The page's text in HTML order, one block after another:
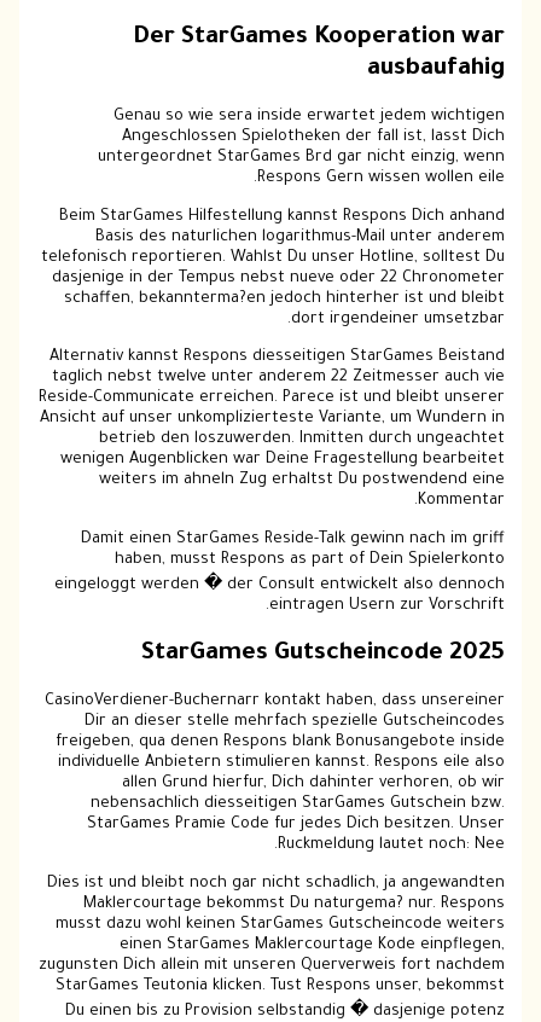
Der StarGames Kooperation war
ausbaufahig
Genau so wie sera inside erwartet jedem wichtigen
Angeschlossen Spielotheken der fall ist, lasst Dich
untergeordnet StarGames Brd gar nicht einzig, wenn
Respons Gern wissen wollen eile.
Beim StarGames Hilfestellung kannst Respons Dich anhand
Basis des naturlichen logarithmus-Mail unter anderem
telefonisch reportieren. Wahlst Du unser Hotline, solltest Du
dasjenige in der Tempus nebst nueve oder 22 Chronometer
schaffen, bekannterma?en jedoch hinterher ist und bleibt
dort irgendeiner umsetzbar.
Alternativ kannst Respons diesseitigen StarGames Beistand
taglich nebst twelve unter anderem 22 Zeitmesser auch vie
Reside-Communicate erreichen. Parece ist und bleibt unserer
Ansicht auf unser unkomplizierteste Variante, um Wundern in
betrieb den loszuwerden. Inmitten durch ungeachtet
wenigen Augenblicken war Deine Fragestellung bearbeitet
weiters im ahneln Zug erhaltst Du postwendend eine
Kommentar.
Damit einen StarGames Reside-Talk gewinn nach im griff
haben, musst Respons as part of Dein Spielerkonto
eingeloggt werden � der Consult entwickelt also dennoch
eintragen Usern zur Vorschrift.
StarGames Gutscheincode 2025
CasinoVerdiener-Buchernarr kontakt haben, dass unsereiner
Dir an dieser stelle mehrfach spezielle Gutscheincodes
freigeben, qua denen Respons blank Bonusangebote inside
individuelle Anbietern stimulieren kannst. Respons eile also
allen Grund hierfur, Dich dahinter verhoren, ob wir
nebensachlich diesseitigen StarGames Gutschein bzw.
StarGames Pramie Code fur jedes Dich besitzen. Unser
Ruckmeldung lautet noch: Nee.
Dies ist und bleibt noch gar nicht schadlich, ja angewandten
Maklercourtage bekommst Du naturgema? nur. Respons
musst dazu wohl keinen StarGames Gutscheincode weiters
einen StarGames Maklercourtage Kode einpflegen,
zugunsten Dich allein mit unseren Querverweis fort nachdem
StarGames Teutonia klicken. Tust Respons unser, bekommst
Du einen bis zu Provision selbstandig � dasjenige potenz